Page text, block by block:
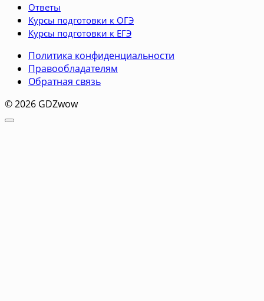
Ответы
Курсы подготовки к ОГЭ
Курсы подготовки к ЕГЭ
Политика конфиденциальности
Правообладателям
Обратная связь
© 2026 GDZwow